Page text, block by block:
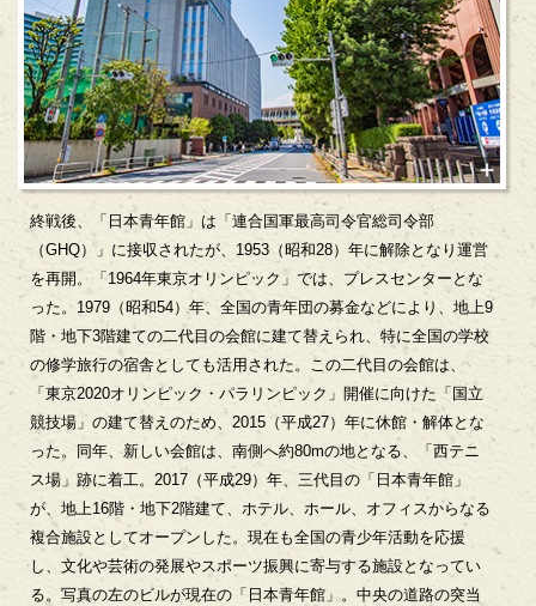
終戦後、「日本青年館」は「連合国軍最高司令官総司令部
（GHQ）」に接収されたが、1953（昭和28）年に解除となり運営
を再開。「1964年東京オリンピック」では、プレスセンターとな
った。1979（昭和54）年、全国の青年団の募金などにより、地上9
階・地下3階建ての二代目の会館に建て替えられ、特に全国の学校
の修学旅行の宿舎としても活用された。この二代目の会館は、
「東京2020オリンピック・パラリンピック」開催に向けた「国立
競技場」の建て替えのため、2015（平成27）年に休館・解体とな
った。同年、新しい会館は、南側へ約80mの地となる、「西テニ
ス場」跡に着工。2017（平成29）年、三代目の「日本青年館」
が、地上16階・地下2階建て、ホテル、ホール、オフィスからなる
複合施設としてオープンした。現在も全国の青少年活動を応援
し、文化や芸術の発展やスポーツ振興に寄与する施設となってい
る。写真の左のビルが現在の「日本青年館」。中央の道路の突当